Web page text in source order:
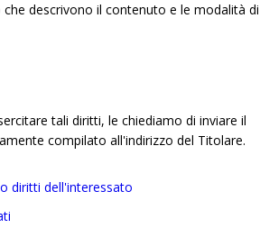
descrivono il contenuto e le modalità di
tali diritti, le chiediamo di inviare il
compilato all'indirizzo del Titolare.
diritti dell'interessato